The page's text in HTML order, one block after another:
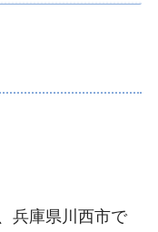
兵庫県川西市で